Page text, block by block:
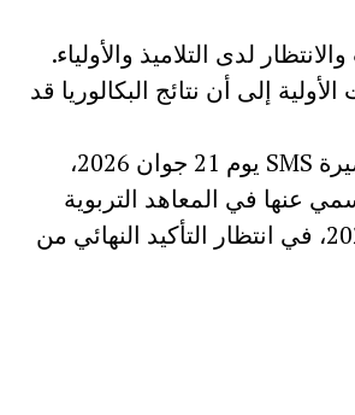
لدى التلاميذ والأولياء.
إلى أن نتائج البكالوريا قد
الإرساليات القصيرة SMS يوم 21 جوان 2026،
عنها في المعاهد التربوية
يوم 23 جوان 2026، في انتظار التأكيد النهائي من